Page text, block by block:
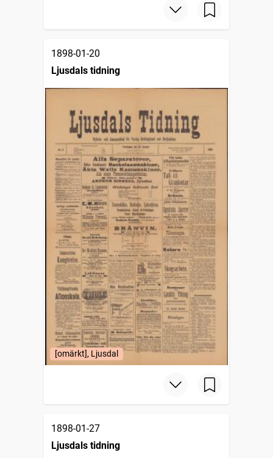
1898-01-20
Ljusdals tidning
[omärkt], Ljusdal
1898-01-27
Ljusdals tidning